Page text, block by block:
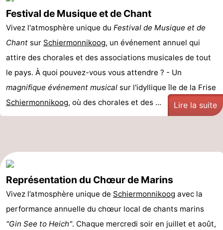
Festival de Musique et de Chant
Vivez l'atmosphère unique du Festival de Musique et de
Chant sur Schiermonnikoog, un événement annuel qui
attire des chorales et des associations musicales de tout
le pays. À quoi pouvez-vous vous attendre ? - Un
magnifique événement musical sur l'idyllique île de la Frise
Schiermonnikoog, où des chorales et des ... Lire la suite
Représentation du Chœur de Marins
Vivez l’atmosphère unique de Schiermonnikoog avec la
performance annuelle du chœur local de chants marins
"Gin See to Heich". Chaque mercredi soir en juillet et août,